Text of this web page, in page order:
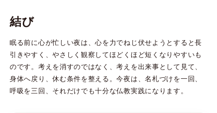
結び
眠る前に心が忙しい夜は、心を力でねじ伏せようとすると長
引きやすく、やさしく観察してほどくほど短くなりやすいも
のです。考えを消すのではなく、考えを出来事として見て、
身体へ戻り、休む条件を整える。今夜は、名札づけを一回、
呼吸を三回、それだけでも十分な仏教実践になります。